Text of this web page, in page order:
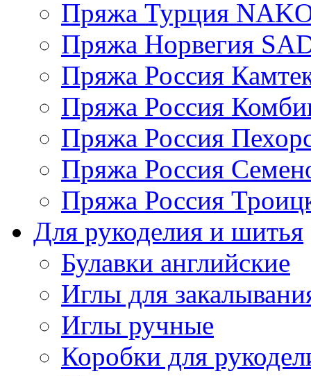
Пряжа Турция
Пряжа Норвегия
Пряжа Россия
Пряжа Россия
Пряжа Россия
Пряжа Россия
Пряжа Россия
Для рукоделия и шитья
Булавки английские
Иглы для
Иглы ручные
Коробки для